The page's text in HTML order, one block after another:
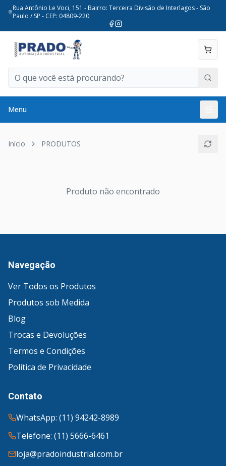
Rua Antônio Le Voci, 151 - Bairro: Terceira Divisão de Interlagos - São
Paulo / SP - CEP: 04809-220
Menu
Início PRODUTOS
Produto não encontrado
Navegação
Ver Todos os Produtos
Produtos sob Medida
Blog
Trocas e Devoluções
Termos e Condições
Política de Privacidade
Contato
WhatsApp: (11) 94242-8989
Telefone: (11) 5666-6461
loja@pradoindustrial.com.br